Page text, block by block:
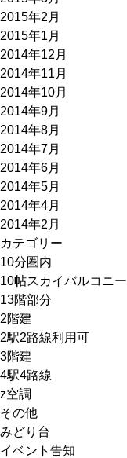
2015年2月
2015年1月
2014年12月
2014年11月
2014年10月
2014年9月
2014年8月
2014年7月
2014年6月
2014年5月
2014年4月
2014年2月
カテゴリー
10分圏内
10帖スカイバルコニー
13階部分
2階建
2駅2路線利用可
3階建
4駅4路線
z空調
その他
みどり台
イベント告知